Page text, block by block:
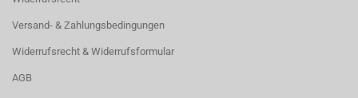
Versand- & Zahlungsbedingungen
Widerrufsrecht & Widerrufsformular
AGB